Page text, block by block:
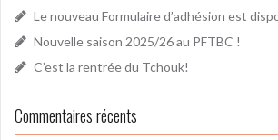
Le nouveau Formulaire d’adhésion est
Nouvelle saison 2025/26 au PFTBC !
C’est la rentrée du Tchouk!
Commentaires récents